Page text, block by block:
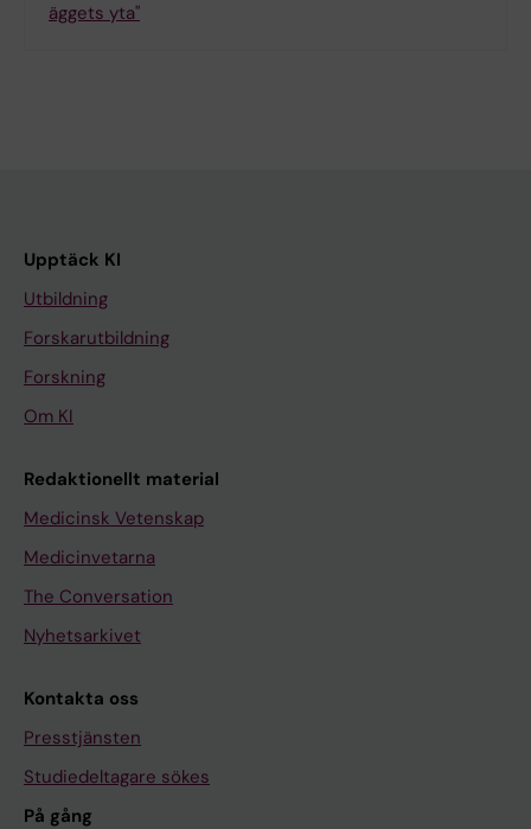
äggets yta"
Upptäck KI
Utbildning
Forskarutbildning
Forskning
Om KI
Redaktionellt material
Medicinsk Vetenskap
Medicinvetarna
The Conversation
Nyhetsarkivet
Kontakta oss
Presstjänsten
Studiedeltagare sökes
På gång